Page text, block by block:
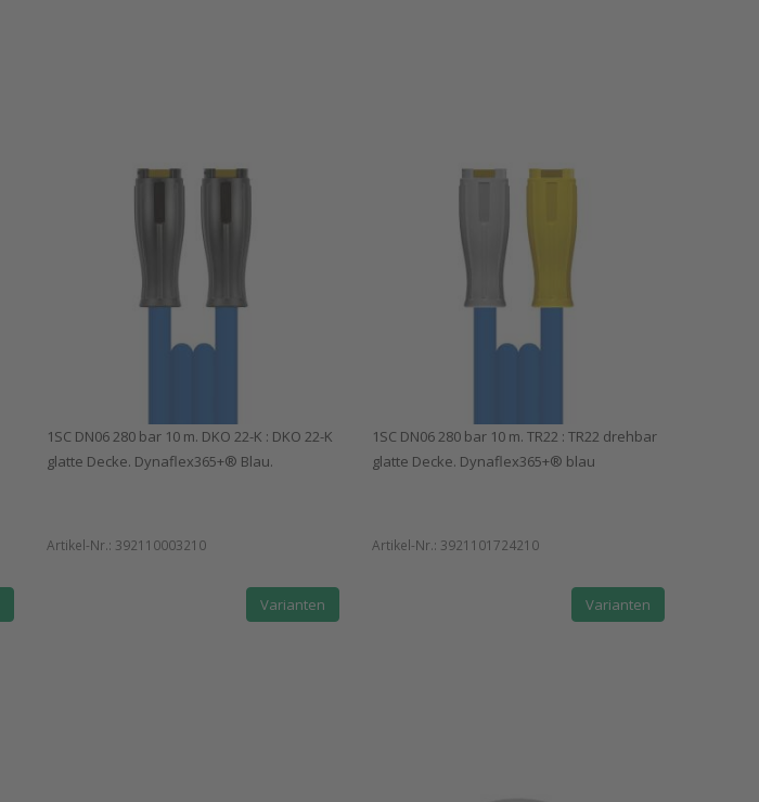
1SC DN06 280 bar 10 m. DKO 22-K : DKO 22-K
glatte Decke. Dynaflex365+® Blau.
Artikel-Nr.: 392110003210
Varianten
1SC DN06 280 bar 10 m. TR22 : TR22 drehbar
glatte Decke. Dynaflex365+® blau
Artikel-Nr.: 3921101724210
Varianten